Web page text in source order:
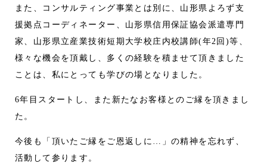
また、コンサルティング事業とは別に、山形県よろず支
援拠点コーディネーター、山形県信用保証協会派遣専門
家、山形県立産業技術短期大学校庄内校講師(年2回)等、
様々な機会を頂戴し、多くの経験を積ませて頂きました
ことは、私にとっても学びの場となりました。
6年目スタートし、また新たなお客様とのご縁を頂きまし
た。
今後も「頂いたご縁をご恩返しに…」の精神を忘れず、
活動して参ります。